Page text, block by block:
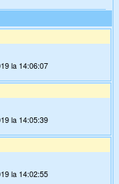
la 14:06:07
la 14:05:39
la 14:02:55